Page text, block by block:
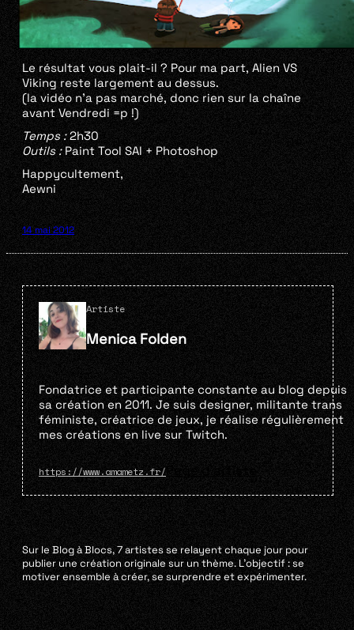
Le résultat vous plait-il ? Pour ma part, Alien VS
Viking reste largement au dessus.
(la vidéo n’a pas marché, donc rien sur la chaîne
avant Vendredi =p !)
Temps :2h30
Outils :Paint Tool SAI + Photoshop
Happycultement,
Aewni
14 mai 2012
Artiste
Menica Folden
Fondatrice et participante constante au blog depuis
sa création en 2011. Je suis designer, militante trans
féministe, créatrice de jeux, je réalise régulièrement
mes créations en live sur Twitch.
https://www.amametz.fr/
Sur le Blog à Blocs, 7 artistes se relayent chaque jour pour
publier une création originale sur un thème. L’objectif : se
motiver ensemble à créer, se surprendre et expérimenter.